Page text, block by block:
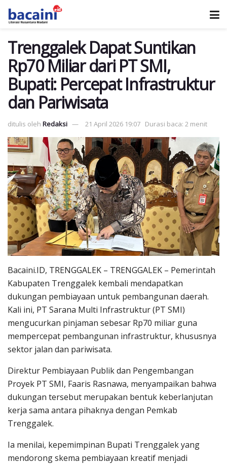
Trenggalek Dapat Suntikan
Rp70 Miliar dari PT SMI,
Bupati: Percepat Infrastruktur
dan Pariwisata
ditulis oleh Redaksi 21 April 2026 19:07 Durasi baca: 2 menit
Bacaini.ID, TRENGGALEK – TRENGGALEK – Pemerintah
Kabupaten Trenggalek kembali mendapatkan
dukungan pembiayaan untuk pembangunan daerah.
Kali ini, PT Sarana Multi Infrastruktur (PT SMI)
mengucurkan pinjaman sebesar Rp70 miliar guna
mempercepat pembangunan infrastruktur, khususnya
sektor jalan dan pariwisata.
Direktur Pembiayaan Publik dan Pengembangan
Proyek PT SMI, Faaris Rasnawa, menyampaikan bahwa
dukungan tersebut merupakan bentuk keberlanjutan
kerja sama antara pihaknya dengan Pemkab
Trenggalek.
Ia menilai, kepemimpinan Bupati Trenggalek yang
mendorong skema pembiayaan kreatif menjadi